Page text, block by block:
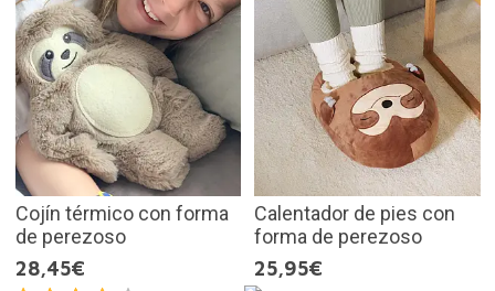
Cojín térmico con forma
de perezoso
28,45€
Calentador de pies con
forma de perezoso
25,95€